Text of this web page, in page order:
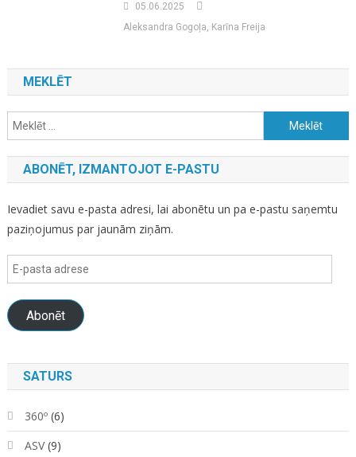
05.06.2025
Aleksandra Gogoļa, Karīna Freija
MEKLĒT
Meklēt:
ABONĒT, IZMANTOJOT E-PASTU
Ievadiet savu e-pasta adresi, lai abonētu un pa e-pastu saņemtu
paziņojumus par jaunām ziņām.
E-
pasta
adrese
Abonēt
SATURS
360º(6)
ASV(9)